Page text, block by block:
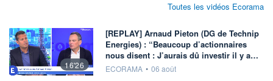
Toutes les vidéos Ecorama
16'26
[REPLAY] Arnaud Pieton (DG de Technip
Energies) : “Beaucoup d’actionnaires
nous disent : J’aurais dû investir il y a…
information fournie par
ECORAMA • 06 août